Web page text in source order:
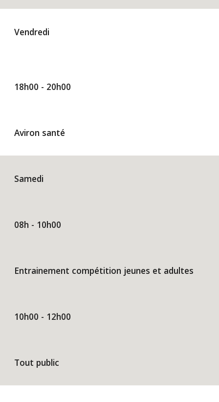
Vendredi
18h00 - 20h00
Aviron santé
Samedi
08h - 10h00
Entrainement compétition jeunes et adultes
10h00 - 12h00
Tout public